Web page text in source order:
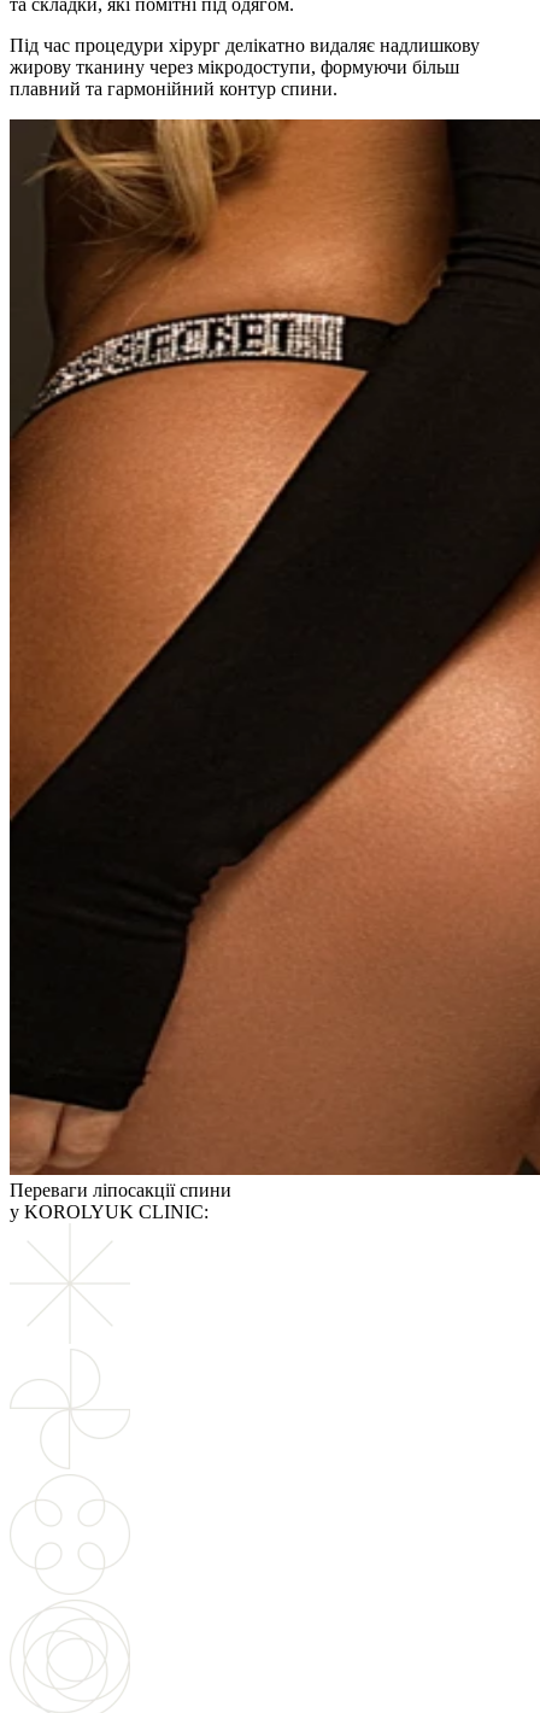
Під час процедури хірург делікатно видаляє надлишкову
жирову тканину через мікродоступи, формуючи більш
плавний та гармонійний контур спини.
Переваги ліпосакції спини
у KOROLYUK CLINIC: